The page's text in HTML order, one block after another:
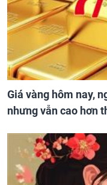
Giá vàng hôm nay,
nhưng vẫn cao hơn